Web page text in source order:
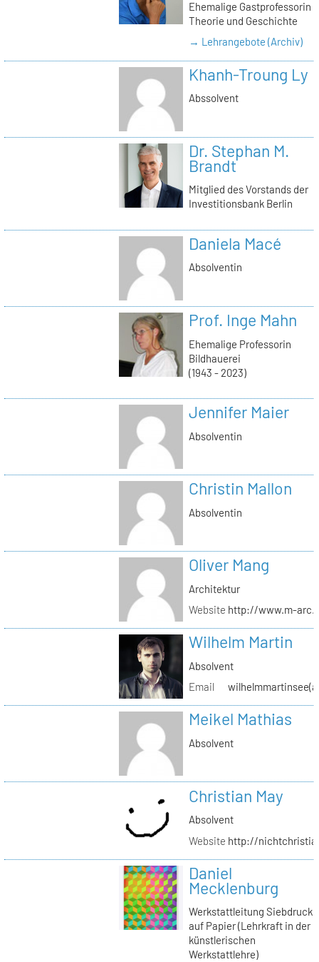
Ehemalige Gastprofessorin
Theorie und Geschichte
→ Lehrangebote (Archiv)
Khanh-Troung Ly
Abssolvent
Dr. Stephan M.
Brandt
Mitglied des Vorstands der
Investitionsbank Berlin
Daniela Macé
Absolventin
Prof. Inge Mahn
Ehemalige Professorin
Bildhauerei
(1943 - 2023)
Jennifer Maier
Absolventin
Christin Mallon
Absolventin
Oliver Mang
Architektur
Website http://www.m-
Wilhelm Martin
Absolvent
Email
Meikel Mathias
Absolvent
Christian May
Absolvent
Website http://
Daniel
Mecklenburg
Werkstattleitung Siebdruck
auf Papier (Lehrkraft in der
künstlerischen
Werkstattlehre)